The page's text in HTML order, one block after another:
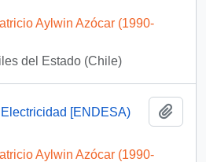
Aylwin Azócar (1990-
del Estado (Chile)
[ENDESA)
Aylwin Azócar (1990-